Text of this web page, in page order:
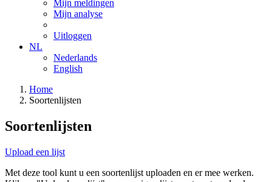
Mijn meldingen
Mijn analyse
Uitloggen
NL
Nederlands
English
Home
Soortenlijsten
Soortenlijsten
Upload een lijst
Met deze tool kunt u een soortenlijst uploaden en er mee werken.